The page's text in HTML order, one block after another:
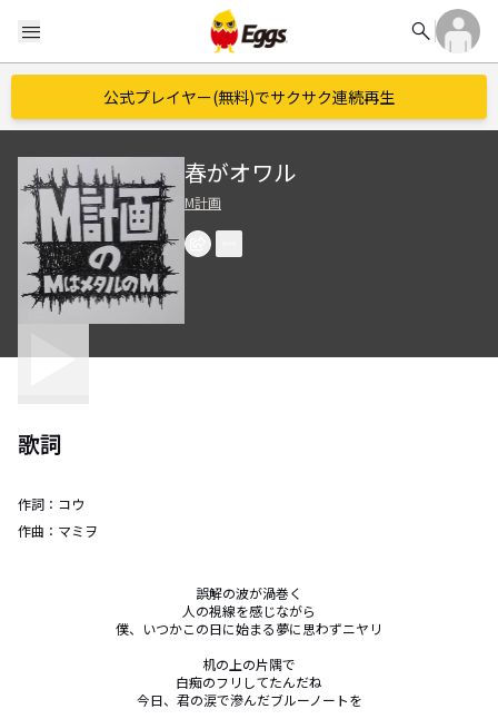
menu search
公式プレイヤー(無料)でサクサク連続再生
春がオワル
M計画
歌詞
作詞： コウ
作曲： マミヲ
誤解の波が渦巻く
人の視線を感じながら
僕、いつかこの日に始まる夢に思わずニヤリ
机の上の片隅で
白痴のフリしてたんだね
今日、君の涙で滲んだブルーノートを